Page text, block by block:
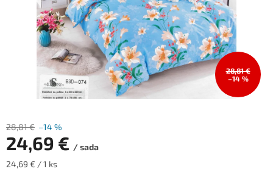
28,81 €
–14 %
28,81 € –14 %
24,69 € / sada
Měrná
24,69 € / 1 ks